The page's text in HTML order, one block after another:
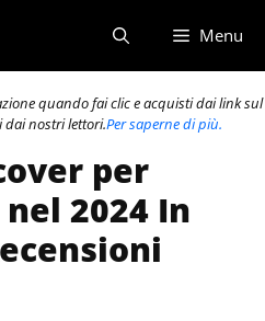
Menu
quando fai clic e acquisti dai link sul
dai nostri lettori.Per saperne di più.
per
2024 In